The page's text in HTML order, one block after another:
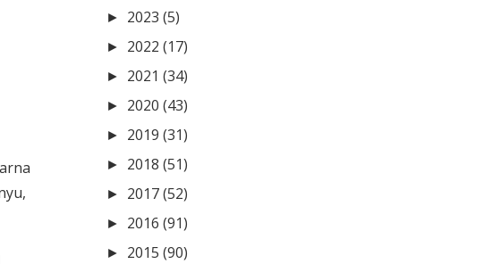
► 2023 (5)
► 2022 (17)
► 2021 (34)
► 2020 (43)
► 2019 (31)
► 2018 (51)
► 2017(52)
► 2016 (91)
► 2015 (90)